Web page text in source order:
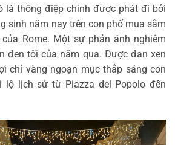
là thông điệp chính được phát đi bởi
sinh năm nay trên con phố mua sắm
Rome. Một sự phản ánh nghiêm
đen tối của năm qua. Được đan xen
chỉ vàng ngoạn mục thắp sáng con
lộ lịch sử từ Piazza del Popolo đến